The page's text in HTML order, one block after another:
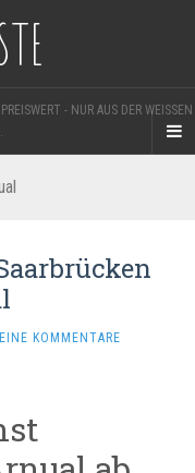
- NUR AUS DER WEISSEN L
KOMMENTARE